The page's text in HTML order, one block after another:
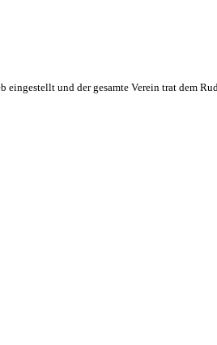
eingestellt und der gesamte Verein trat dem